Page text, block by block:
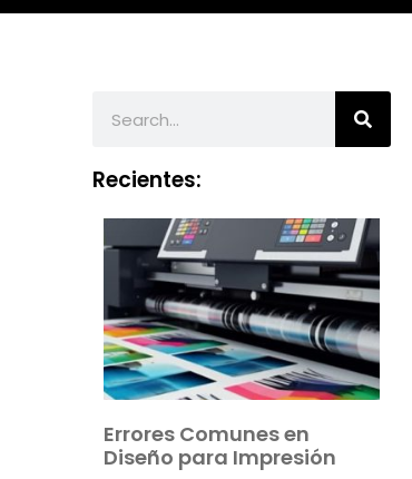
Recientes:
Errores Comunes en
Diseño para Impresión